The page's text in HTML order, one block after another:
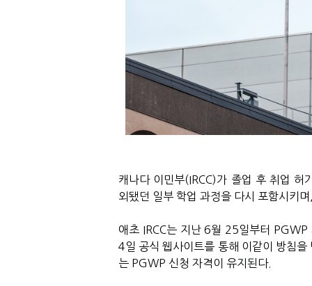
캐나다 이민부(IRCC)가 졸업 후 취업
외됐던 일부 학업 과정을 다시 포함시키
애초 IRCC는 지난 6월 25일부터
4일 공식 웹사이트를 통해 이같이 방침
는 PGWP 신청 자격이 유지된다.